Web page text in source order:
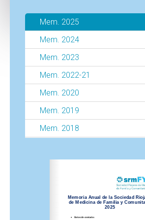
Mem. 2025
Mem. 2024
Mem. 2023
Mem. 2022-21
Mem. 2020
Mem. 2019
Mem. 2018